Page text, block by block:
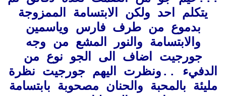
يتكلم احد ولكن الابتسامة الممزوجة
بدموع من طرف فارس وياسمين
والابتسامة والنور المشع من وجه
جورجيت اضاف الى الجو نوع من
الدفيء ..ونظرت اليهم جورجيت نظرة
مليئة بالمحبة والحنان مصحوبة بابتسامة